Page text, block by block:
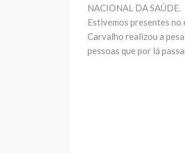
NACIONAL DA SAÚDE.
Estivemos presentes
Carvalho realizou a
pessoas que por lá